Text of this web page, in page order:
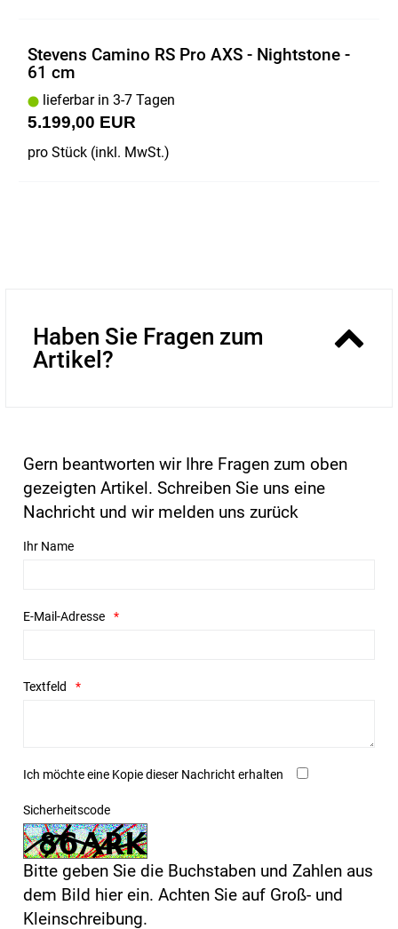
Stevens Camino RS Pro AXS - Nightstone -
61 cm
lieferbar in 3-7 Tagen
5.199,00 EUR
pro Stück (inkl. MwSt.)
Haben Sie Fragen zum
Artikel?
Gern beantworten wir Ihre Fragen zum oben
gezeigten Artikel. Schreiben Sie uns eine
Nachricht und wir melden uns zurück
Ihr Name
E-Mail-Adresse
Textfeld
Ich möchte eine Kopie dieser Nachricht erhalten
Sicherheitscode
Bitte geben Sie die Buchstaben und Zahlen aus
dem Bild hier ein. Achten Sie auf Groß- und
Kleinschreibung.